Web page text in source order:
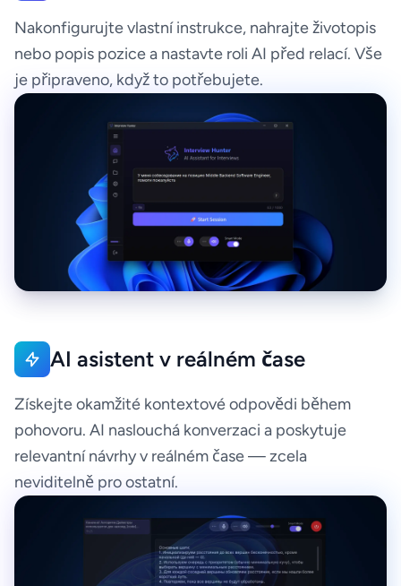
Nakonfigurujte vlastní instrukce, nahrajte životopis
nebo popis pozice a nastavte roli AI před relací. Vše
je připraveno, když to potřebujete.
AI asistent v reálném čase
Získejte okamžité kontextové odpovědi během
pohovoru. AI naslouchá konverzaci a poskytuje
relevantní návrhy v reálném čase — zcela
neviditelně pro ostatní.